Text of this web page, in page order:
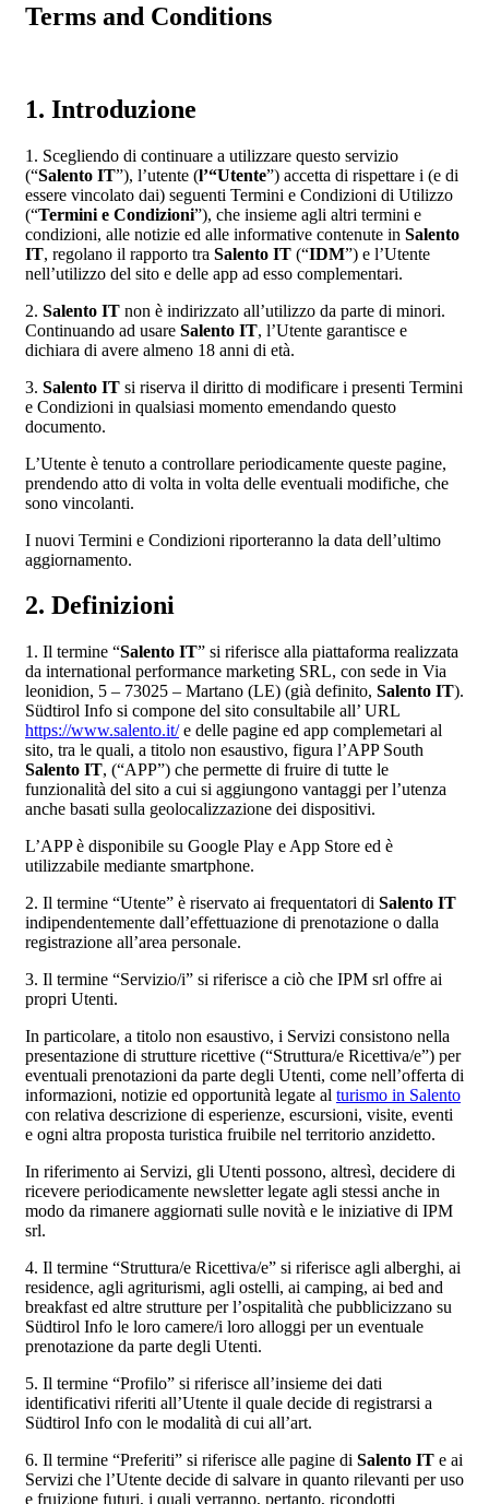
Terms and Conditions
1. Introduzione
1. Scegliendo di continuare a utilizzare questo servizio
(“Salento IT”), l’utente (l’“Utente”) accetta di rispettare i (e di
essere vincolato dai) seguenti Termini e Condizioni di Utilizzo
(“Termini e Condizioni”), che insieme agli altri termini e
condizioni, alle notizie ed alle informative contenute in Salento
IT, regolano il rapporto tra Salento IT (“IDM”) e l’Utente
nell’utilizzo del sito e delle app ad esso complementari.
2. Salento IT non è indirizzato all’utilizzo da parte di minori.
Continuando ad usare Salento IT, l’Utente garantisce e
dichiara di avere almeno 18 anni di età.
3. Salento IT si riserva il diritto di modificare i presenti Termini
e Condizioni in qualsiasi momento emendando questo
documento.
L’Utente è tenuto a controllare periodicamente queste pagine,
prendendo atto di volta in volta delle eventuali modifiche, che
sono vincolanti.
I nuovi Termini e Condizioni riporteranno la data dell’ultimo
aggiornamento.
2. Definizioni
1. Il termine “Salento IT” si riferisce alla piattaforma realizzata
da international performance marketing SRL, con sede in Via
leonidion, 5 – 73025 – Martano (LE) (già definito, Salento IT).
Südtirol Info si compone del sito consultabile all’ URL
https://www.salento.it/e delle pagine ed app complemetari al
sito, tra le quali, a titolo non esaustivo, figura l’APP South
Salento IT, (“APP”) che permette di fruire di tutte le
funzionalità del sito a cui si aggiungono vantaggi per l’utenza
anche basati sulla geolocalizzazione dei dispositivi.
L’APP è disponibile su Google Play e App Store ed è
utilizzabile mediante smartphone.
2. Il termine “Utente” è riservato ai frequentatori di Salento IT
indipendentemente dall’effettuazione di prenotazione o dalla
registrazione all’area personale.
3. Il termine “Servizio/i” si riferisce a ciò che IPM srl offre ai
propri Utenti.
In particolare, a titolo non esaustivo, i Servizi consistono nella
presentazione di strutture ricettive (“Struttura/e Ricettiva/e”) per
eventuali prenotazioni da parte degli Utenti, come nell’offerta di
informazioni, notizie ed opportunità legate al turismo in Salento
con relativa descrizione di esperienze, escursioni, visite, eventi
e ogni altra proposta turistica fruibile nel territorio anzidetto.
In riferimento ai Servizi, gli Utenti possono, altresì, decidere di
ricevere periodicamente newsletter legate agli stessi anche in
modo da rimanere aggiornati sulle novità e le iniziative di IPM
srl.
4. Il termine “Struttura/e Ricettiva/e” si riferisce agli alberghi, ai
residence, agli agriturismi, agli ostelli, ai camping, ai bed and
breakfast ed altre strutture per l’ospitalità che pubblicizzano su
Südtirol Info le loro camere/i loro alloggi per un eventuale
prenotazione da parte degli Utenti.
5. Il termine “Profilo” si riferisce all’insieme dei dati
identificativi riferiti all’Utente il quale decide di registrarsi a
Südtirol Info con le modalità di cui all’art.
6. Il termine “Preferiti” si riferisce alle pagine di Salento IT e ai
Servizi che l’Utente decide di salvare in quanto rilevanti per uso
e fruizione futuri, i quali verranno, pertanto, ricondotti